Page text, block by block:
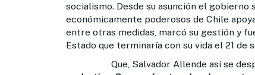
socialismo. Desde su asunción el
económicamente poderosos de Chile
entre otras medidas, marcó su gestión y
Estado que terminaría con su vida el 21 de
Que, Salvador Allende así se